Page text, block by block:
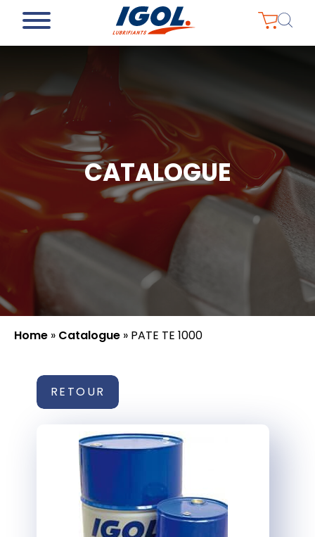
CATALOGUE
Home » Catalogue » PATE TE 1000
RETOUR